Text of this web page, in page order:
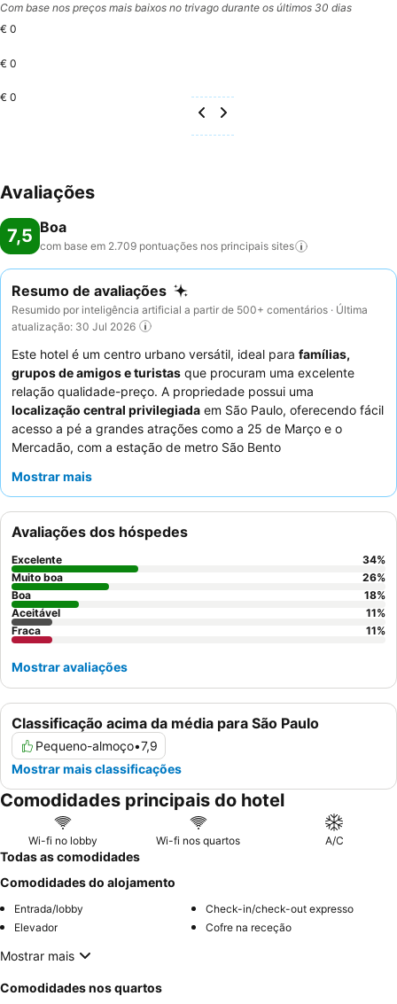
Com base nos preços mais baixos no trivago durante os últimos 30 dias
€ 0
€ 0
€ 0
Avaliações
7,5 Boa
com base em 2.709 pontuações nos principais sites
Resumo de avaliações
Resumido por inteligência artificial a partir de 500+ comentários · Última
atualização: 30 Jul 2026
Este hotel é um centro urbano versátil, ideal para famílias,
grupos de amigos e turistas que procuram uma excelente
relação qualidade-preço. A propriedade possui uma
localização central privilegiada em São Paulo, oferecendo fácil
acesso a pé a grandes atrações como a 25 de Março e o
Mercadão, com a estação de metro São Bento
elogiam consistentemente o
variado buffet de pequeno-almoço
aqueles que procuram uma experiência mais tranquila,
recomenda-se pedir um quarto virado para o jardim.
Mostrar mais
Classificação acima da média para São Paulo
Pequeno-almoço•7,9
Mostrar mais classificações
Avaliações dos hóspedes
Excelente 34%
Muito boa
26%
Boa
18%
Aceitável
11%
Fraca
11%
Mostrar avaliações
Comodidades principais do hotel
Wi-fi no lobby Wi-fi nos quartos A/C
Todas as comodidades
Comodidades do alojamento
Entrada/lobby
Check-in/check-out expresso
Elevador
Cofre na receção
Mostrar mais
Comodidades nos quartos